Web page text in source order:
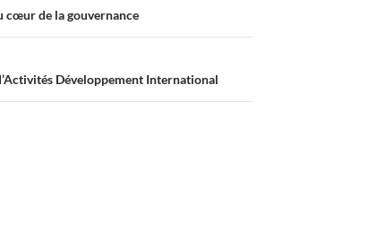
cœur de la gouvernance
Développement International